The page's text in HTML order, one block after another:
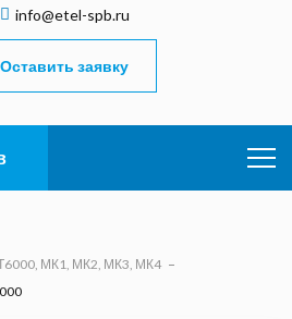
info@etel-spb.ru
Оставить заявку
МК1, МК2, МК3, МК4